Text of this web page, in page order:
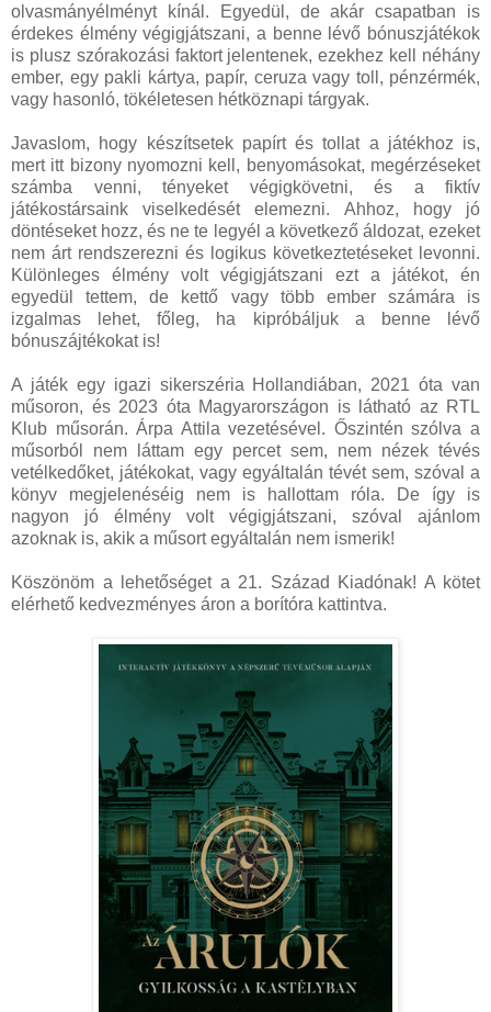
olvasmányélményt kínál. Egyedül, de akár csapatban is
érdekes élmény végigjátszani, a benne lévő bónuszjátékok
is plusz szórakozási faktort jelentenek, ezekhez kell néhány
ember, egy pakli kártya, papír, ceruza vagy toll, pénzérmék,
vagy hasonló, tökéletesen hétköznapi tárgyak.
Javaslom, hogy készítsetek papírt és tollat a játékhoz is,
mert itt bizony nyomozni kell, benyomásokat, megérzéseket
számba venni, tényeket végigkövetni, és a fiktív
játékostársaink viselkedését elemezni. Ahhoz, hogy jó
döntéseket hozz, és ne te legyél a következő áldozat, ezeket
nem árt rendszerezni és logikus következtetéseket levonni.
Különleges élmény volt végigjátszani ezt a játékot, én
egyedül tettem, de kettő vagy több ember számára is
izgalmas lehet, főleg, ha kipróbáljuk a benne lévő
bónuszájtékokat is!
A játék egy igazi sikerszéria Hollandiában, 2021 óta van
műsoron, és 2023 óta Magyarországon is látható az RTL
Klub műsorán. Árpa Attila vezetésével. Őszintén szólva a
műsorból nem láttam egy percet sem, nem nézek tévés
vetélkedőket, játékokat, vagy egyáltalán tévét sem, szóval a
könyv megjelenéséig nem is hallottam róla. De így is
nagyon jó élmény volt végigjátszani, szóval ajánlom
azoknak is, akik a műsort egyáltalán nem ismerik!
Köszönöm a lehetőséget a 21. Század Kiadónak! A kötet
elérhető kedvezményes áron a borítóra kattintva.